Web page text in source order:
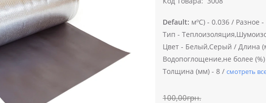
Default: мºС) - 0.036 / Разное -
Тип -
Цвет - Белый,Серый / Длина
Водопоглощение,не более
Толщина (мм) - 8 / смотреть
100,00грн.